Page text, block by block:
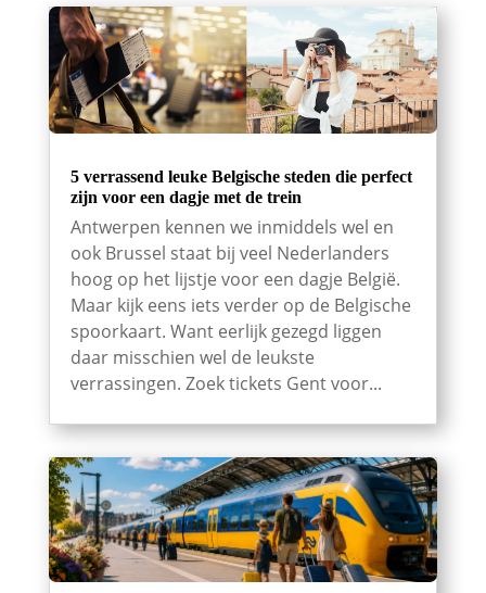
5 verrassend leuke Belgische steden die perfect
zijn voor een dagje met de trein
Antwerpen kennen we inmiddels wel en
ook Brussel staat bij veel Nederlanders
hoog op het lijstje voor een dagje België.
Maar kijk eens iets verder op de Belgische
spoorkaart. Want eerlijk gezegd liggen
daar misschien wel de leukste
verrassingen. Zoek tickets Gent voor...